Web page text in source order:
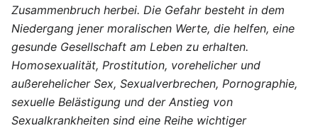
Zusammenbruch herbei. Die Gefahr besteht in dem
Niedergang jener moralischen Werte, die helfen, eine
gesunde Gesellschaft am Leben zu erhalten.
Homosexualität, Prostitution, vorehelicher und
außerehelicher Sex, Sexualverbrechen, Pornographie,
sexuelle Belästigung und der Anstieg von
Sexualkrankheiten sind eine Reihe wichtiger